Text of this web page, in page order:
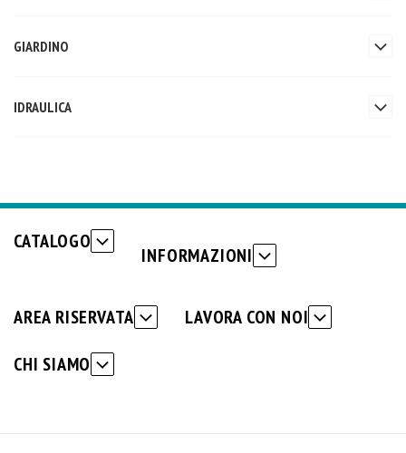
GIARDINO
IDRAULICA
CHI SIAMO
CATALOGO
INFORMAZIONI
AREA RISERVATA LAVORA CON NOI